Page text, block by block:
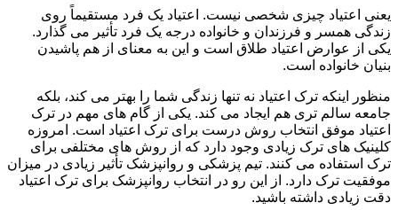
یعنی اعتیاد چیزی شخصی نیست. اعتیاد یک فرد مستقیماً روی
زندگی همسر و فرزندان و خانواده درجه یک فرد تأثیر می گذارد.
یکی از عوارض اعتیاد طلاق است و این به معنای از هم پاشیدن
بنیان خانواده است.
منظور اینکه ترک اعتیاد نه تنها زندگی شما را بهتر می کند، بلکه
جامعه سالم تری هم ایجاد می کند. یکی از گام های مهم در ترک
اعتیاد موفق انتخاب روش درست برای ترک اعتیاد است. امروزه
کلینیک های ترک زیادی وجود دارد که از روش های مختلفی برای
ترک استفاده می کنند. تیم پزشکی و روانپزشک تأثیر زیادی در میزان
موفقیت ترک دارد. از این رو در انتخاب روانپزشک برای ترک اعتیاد
دقت زیادی داشته باشید.